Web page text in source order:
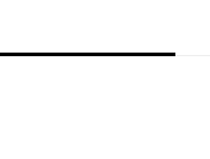
었다. 일본에서는 꾸준히
섬』은 작가가 ‘수수께끼
용했다는 점과 모순이 없
있다.